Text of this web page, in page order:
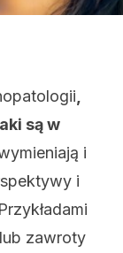
są w
i
i
zawroty